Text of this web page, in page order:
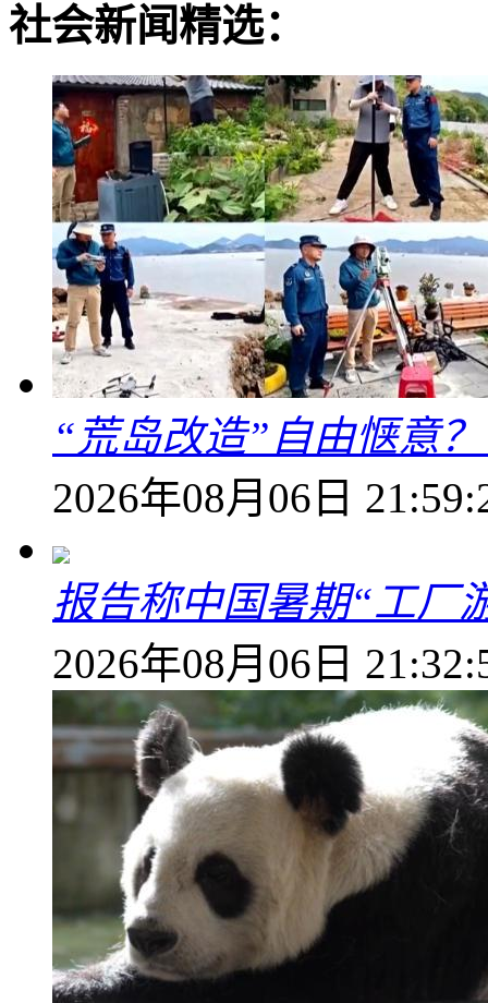
社会新闻精选：
“荒岛改造”自由惬意
2026年08月06日
报告称中国暑期“工厂
2026年08月06日